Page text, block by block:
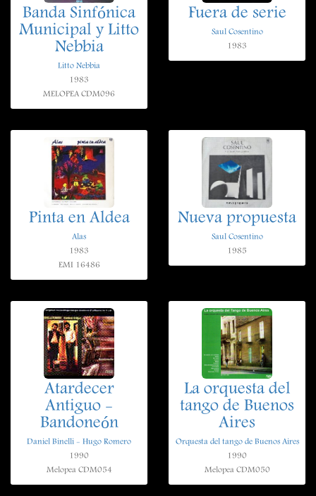
Banda Sinfónica
Municipal y Litto
Nebbia
Litto Nebbia
1983
MELOPEA CDM096
Fuera de serie
Saul Cosentino
1983
Pinta en Aldea
Alas
1983
EMI 16486
Nueva propuesta
Saul Cosentino
1985
Atardecer
Antiguo -
Bandoneón
Daniel Binelli - Hugo Romero
1990
Melopea CDM054
La orquesta del
tango de Buenos
Aires
Orquesta del tango de Buenos Aires
1990
Melopea CDM050